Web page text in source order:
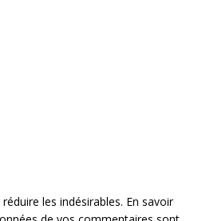
les indésirables. En savoir